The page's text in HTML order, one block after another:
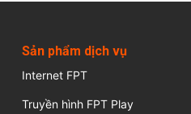
Sản phẩm dịch vụ
Internet FPT
Truyền hình FPT Play